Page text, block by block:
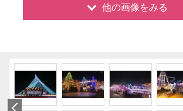
他の画像をみる